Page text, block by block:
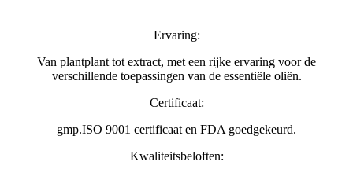
Ervaring:
Van plantplant tot extract, met een rijke ervaring voor de
verschillende toepassingen van de essentiële oliën.
Certificaat:
gmp.ISO 9001 certificaat en FDA goedgekeurd.
Kwaliteitsbeloften: